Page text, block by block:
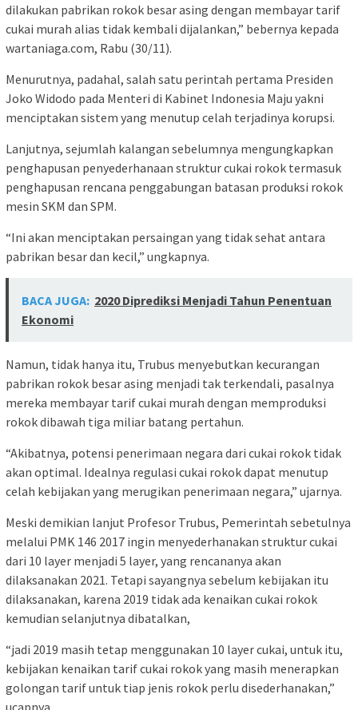
dilakukan pabrikan rokok besar asing dengan membayar tarif
cukai murah alias tidak kembali dijalankan,” bebernya kepada
wartaniaga.com, Rabu (30/11).
Menurutnya, padahal, salah satu perintah pertama Presiden
Joko Widodo pada Menteri di Kabinet Indonesia Maju yakni
menciptakan sistem yang menutup celah terjadinya korupsi.
Lanjutnya, sejumlah kalangan sebelumnya mengungkapkan
penghapusan penyederhanaan struktur cukai rokok termasuk
penghapusan rencana penggabungan batasan produksi rokok
mesin SKM dan SPM.
“Ini akan menciptakan persaingan yang tidak sehat antara
pabrikan besar dan kecil,” ungkapnya.
BACA JUGA: 2020 Diprediksi Menjadi Tahun Penentuan
Ekonomi
Namun, tidak hanya itu, Trubus menyebutkan kecurangan
pabrikan rokok besar asing menjadi tak terkendali, pasalnya
mereka membayar tarif cukai murah dengan memproduksi
rokok dibawah tiga miliar batang pertahun.
“Akibatnya, potensi penerimaan negara dari cukai rokok tidak
akan optimal. Idealnya regulasi cukai rokok dapat menutup
celah kebijakan yang merugikan penerimaan negara,” ujarnya.
Meski demikian lanjut Profesor Trubus, Pemerintah sebetulnya
melalui PMK 146 2017 ingin menyederhanakan struktur cukai
dari 10 layer menjadi 5 layer, yang rencananya akan
dilaksanakan 2021. Tetapi sayangnya sebelum kebijakan itu
dilaksanakan, karena 2019 tidak ada kenaikan cukai rokok
kemudian selanjutnya dibatalkan,
“jadi 2019 masih tetap menggunakan 10 layer cukai, untuk itu,
kebijakan kenaikan tarif cukai rokok yang masih menerapkan
golongan tarif untuk tiap jenis rokok perlu disederhanakan,”